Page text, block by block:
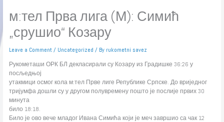
м:тел Прва лига (М): Симић
„срушио“ Козару
Leave a Comment / Uncategorized / By rukometni savez
Рукометаши ОРК БЛ декласирали су Козару из Градишке 36:26 у
посљедњој
утакмици осмог кола м:тел Прве лиге Републике Српске. До вриједног
тријумфа дошли су у другом полувремену пошто је послије првих 30
минута
било 18:18.
Било је ово вече младог Ивана Симића који је меч завршио са чак 12